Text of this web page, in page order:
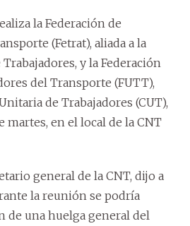
la Federación de
(Fetrat), aliada a la
y la Federación
del Transporte (FUTT),
de Trabajadores (CUT),
martes, en el local de la CNT
general de la CNT, dijo a
la reunión se podría
de una huelga general del